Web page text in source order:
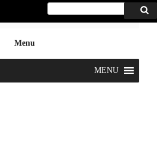
Procurar
por:
Menu
MENU